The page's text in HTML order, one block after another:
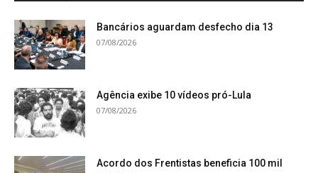
Bancários aguardam desfecho dia 13
07/08/2026
Agência exibe 10 vídeos pró-Lula
07/08/2026
Acordo dos Frentistas beneficia 100 mil